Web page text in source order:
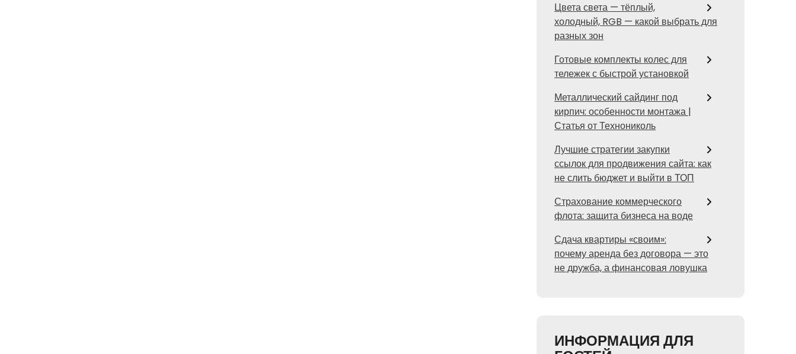
Цвета света — тёплый,
холодный, RGB — какой выбрать для
разных зон
Готовые комплекты колес для
тележек с быстрой установкой
Металлический сайдинг под
кирпич: особенности монтажа |
Статья от Технониколь
Лучшие стратегии закупки
ссылок для продвижения сайта: как
не слить бюджет и выйти в ТОП
Страхование коммерческого
флота: защита бизнеса на воде
Сдача квартиры «своим»:
почему аренда без договора — это
не дружба, а финансовая ловушка
ИНФОРМАЦИЯ ДЛЯ